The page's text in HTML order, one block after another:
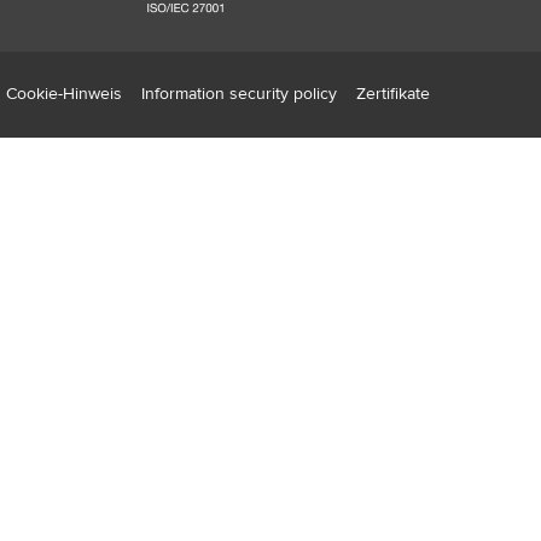
Cookie-Hinweis Information security policy Zertifikate